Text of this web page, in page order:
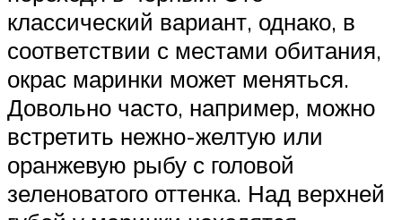
классический вариант, однако, в
соответствии с местами обитания,
окрас маринки может меняться.
Довольно часто, например, можно
встретить нежно-желтую или
оранжевую рыбу с головой
зеленоватого оттенка. Над верхней